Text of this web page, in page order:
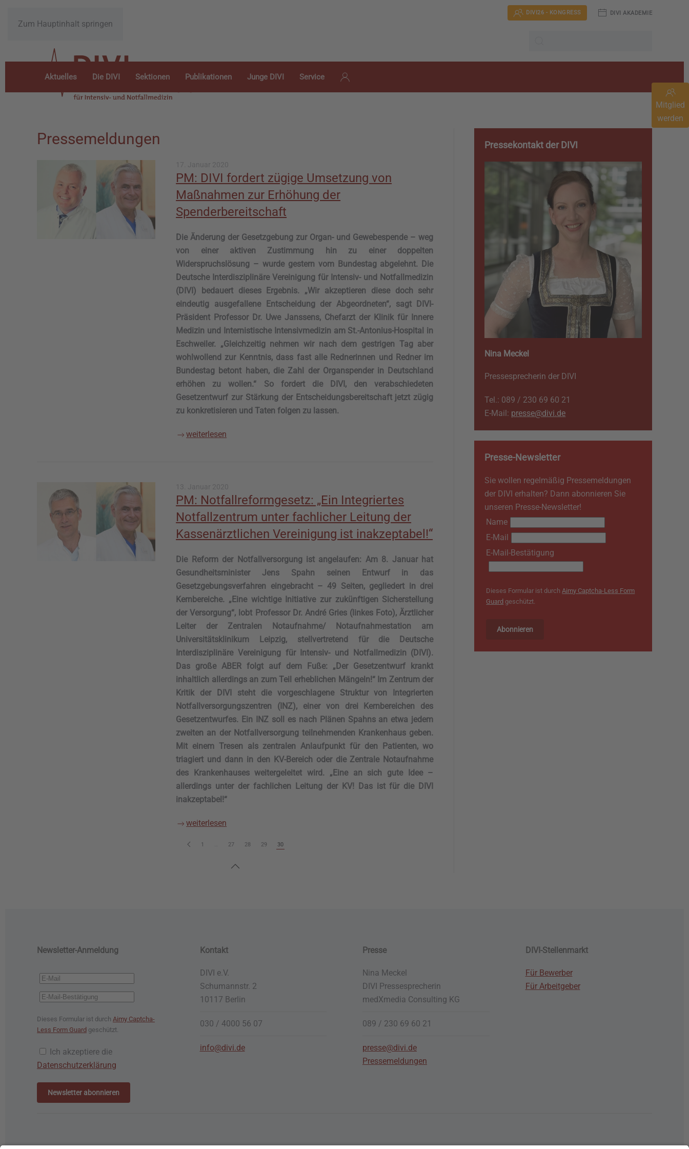
Zum Hauptinhalt springen
DIVI26 - KONGRESS DIVI AKADEMIE
Aktuelles Die DIVI Sektionen Publikationen Junge DIVI Service
Pressemeldungen
PM: DIVI fordert zügige Umsetzung von
Maßnahmen zur Erhöhung der
Spenderbereitschaft
Die Änderung der Gesetzgebung zur Organ- und Gewebespende – weg
von einer aktiven Zustimmung hin zu einer doppelten
Widerspruchslösung – wurde gestern vom Bundestag abgelehnt. Die
Deutsche Interdisziplinäre Vereinigung für Intensiv- und Notfallmedizin
(DIVI) bedauert dieses Ergebnis. „Wir akzeptieren diese doch sehr
eindeutig ausgefallene Entscheidung der Abgeordneten“, sagt DIVI-
Präsident Professor Dr. Uwe Janssens, Chefarzt der Klinik für Innere
Medizin und Internistische Intensivmedizin am St.-Antonius-Hospital in
Eschweiler. „Gleichzeitig nehmen wir nach dem gestrigen Tag aber
wohlwollend zur Kenntnis, dass fast alle Rednerinnen und Redner im
Bundestag betont haben, die Zahl der Organspender in Deutschland
erhöhen zu wollen.“ So fordert die DIVI, den verabschiedeten
Gesetzentwurf zur Stärkung der Entscheidungsbereitschaft jetzt zügig
zu konkretisieren und Taten folgen zu lassen.
weiterlesen
PM: Notfallreformgesetz: „Ein Integriertes
Notfallzentrum unter fachlicher Leitung der
Kassenärztlichen Vereinigung ist inakzeptabel!“
Die Reform der Notfallversorgung ist angelaufen: Am 8. Januar hat
Gesundheitsminister Jens Spahn seinen Entwurf in das
Gesetzgebungsverfahren eingebracht – 49 Seiten, gegliedert in drei
Kernbereiche. „Eine wichtige Initiative zur zukünftigen Sicherstellung
der Versorgung“, lobt Professor Dr. André Gries (linkes Foto), Ärztlicher
Leiter der Zentralen Notaufnahme/ Notaufnahmestation am
Universitätsklinikum Leipzig, stellvertretend für die Deutsche
Interdisziplinäre Vereinigung für Intensiv- und Notfallmedizin (DIVI).
Das große ABER folgt auf dem Fuße: „Der Gesetzentwurf krankt
inhaltlich allerdings an zum Teil erheblichen Mängeln!“ Im Zentrum der
Kritik der DIVI steht die vorgeschlagene Struktur von Integrierten
Notfallversorgungszentren (INZ), einer von drei Kernbereichen des
Gesetzentwurfes. Ein INZ soll es nach Plänen Spahns an etwa jedem
zweiten an der Notfallversorgung teilnehmenden Krankenhaus geben.
Mit einem Tresen als zentralen Anlaufpunkt für den Patienten, wo
triagiert und dann in den KV-Bereich oder die Zentrale Notaufnahme
des Krankenhauses weitergeleitet wird. „Eine an sich gute Idee –
allerdings unter der fachlichen Leitung der KV! Das ist für die DIVI
inakzeptabel!“
weiterlesen
1 27 28 29 30
Pressekontakt der DIVI
Nina Meckel
Pressesprecherin der DIVI
Tel.: 089 / 230 69 60 21
E-Mail: presse@divi.de
Presse-Newsletter
Sie wollen regelmäßig Pressemeldungen
der DIVI erhalten? Dann abonnieren Sie
unseren Presse-Newsletter!
Name
E-Mail
E-Mail-Bestätigung
Dieses Formular ist durch Aimy Captcha-Less Form
Guard geschützt.
Abonnieren
Newsletter-Anmeldung
Dieses Formular ist durch Aimy Captcha-
Less Form Guard geschützt.
Ich akzeptiere die
Datenschutzerklärung
Newsletter abonnieren
Kontakt
DIVI e.V.
Schumannstr. 2
10117 Berlin
030 / 4000 56 07
info@divi.de
Presse
Nina Meckel
DIVI Pressesprecherin
medXmedia Consulting KG
089 / 230 69 60 21
presse@divi.de
Pressemeldungen
DIVI-Stellenmarkt
Für Bewerber
Für Arbeitgeber
Mitglied
werden